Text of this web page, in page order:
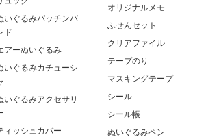
いぐるみパッチンバ
ド
アーぬいぐるみ
いぐるみカチューシ
いぐるみアクセサリ
ィッシュカバー
オリジナルメモ
ふせんセット
クリアファイル
テープのり
マスキングテープ
シール
シール帳
ぬいぐるみペン